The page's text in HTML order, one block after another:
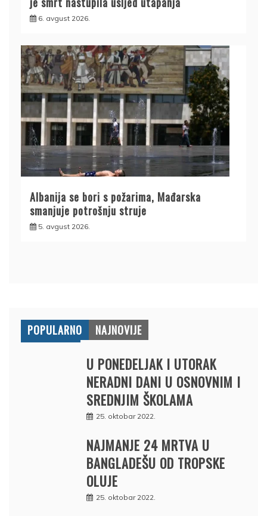
6. avgust 2026.
Albanija se bori s požarima, Mađarska
smanjuje potrošnju struje
5. avgust 2026.
POPULARNO NAJNOVIJE
U PONEDELJAK I UTORAK
NERADNI DANI U OSNOVNIM I
SREDNJIM ŠKOLAMA
25. oktobar 2022.
NAJMANJE 24 MRTVA U
BANGLADEŠU OD TROPSKE
OLUJE
25. oktobar 2022.